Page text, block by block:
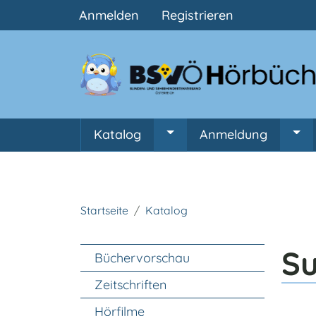
Benutzermenü
Anmelden Registrieren
Hauptnavigation
Katalog Untermenü von Katalog
Anmeldung
Startseite Katalog
Unter Navigation
Büchervorschau
Zeitschriften
Hörfilme